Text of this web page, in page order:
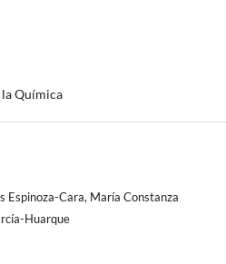
Química
Espinoza-Cara, María Constanza
Huarque